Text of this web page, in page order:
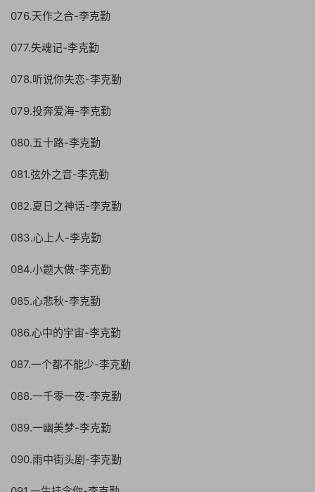
076.天作之合-李克勤
077.失魂记-李克勤
078.听说你失恋-李克勤
079.投奔爱海-李克勤
080.五十路-李克勤
081.弦外之音-李克勤
082.夏日之神话-李克勤
083.心上人-李克勤
084.小题大做-李克勤
085.心悲秋-李克勤
086.心中的宇宙-李克勤
087.一个都不能少-李克勤
088.一千零一夜-李克勤
089.一幽美梦-李克勤
090.雨中街头剧-李克勤